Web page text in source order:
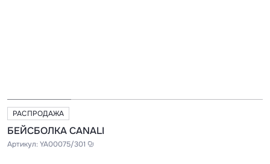
РАСПРОДАЖА
БЕЙСБОЛКА CANALI
Артикул: YA00075/301